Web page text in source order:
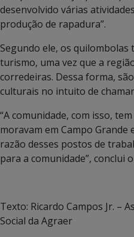
desenvolvido várias
produção de rapadura”.
Segundo ele, os
turismo, uma vez que a
corredeiras. Dessa forma,
culturais no intuito de
“A comunidade, com isso,
moravam em Campo
razão desses postos de
para a comunidade”, conclui
Texto: Ricardo Campos Jr. –
Social da Agraer